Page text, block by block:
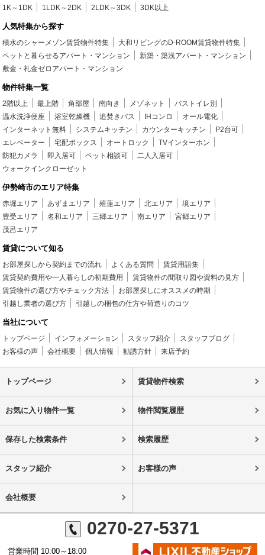
1K～1DK 1LDK～2DK 2LDK～3DK 3DK以上
人気特集から探す
積水のシャーメゾン賃貸物件特集
大和リビングのD-ROOM賃貸物件特集
ペットと暮らせるアパート・マンション
新築・築浅アパート・マンション
敷金・礼金ゼロアパート・マンション
物件特集一覧
2階以上 最上階 角部屋 南向き メゾネット
バストイレ別
温水洗浄便座
浴室乾燥機 追焚きバス IHコンロ
オール電化
インターネット無料
システムキッチン カウンターキッチン
P2台可
エレベーター
宅配ボックス オートロック
TVインターホン
防犯カメラ
即入居可 ペット相談可
二人入居可
ウォークインクローゼット
伊勢崎市のエリア特集
赤堀エリア あずまエリア 殖蓮エリア 北エリア
境エリア
豊受エリア
名和エリア 三郷エリア 南エリア
宮郷エリア
茂呂エリア
賃貸について知る
お部屋探しから契約までの流れ よくある質問
賃貸用語集
賃貸契約費用や一人暮らしの初期費用
賃貸物件の間取り図や資料の見方
賃貸物件の選び方やチェック方法
お部屋探しにオススメの時期
引越し業者の選び方
引越しの梱包の仕方や荷造りのコツ
当社について
トップページ インフォメーション スタッフ紹介
スタッフブログ
お客様の声
会社概要 個人情報 勧誘方針 来店予約
トップページ 賃貸物件検索
お気に入り物件一覧 物件閲覧履歴
保存した検索条件 検索履歴
スタッフ紹介 お客様の声
会社概要
0270-27-5371
営業時間 10:00～18:00